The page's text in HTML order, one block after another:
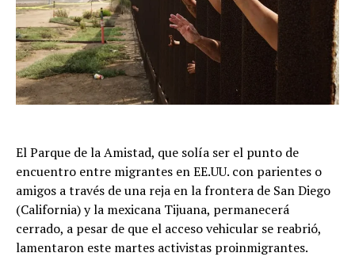
El Parque de la Amistad, que solía ser el punto de
encuentro entre migrantes en EE.UU. con parientes o
amigos a través de una reja en la frontera de San Diego
(California) y la mexicana Tijuana, permanecerá
cerrado, a pesar de que el acceso vehicular se reabrió,
lamentaron este martes activistas proinmigrantes.